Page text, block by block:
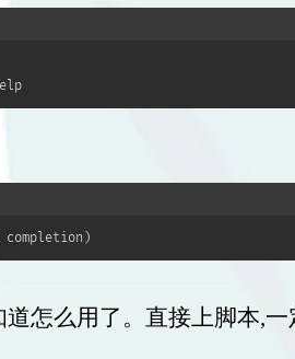
道怎么用了。直接上脚本,